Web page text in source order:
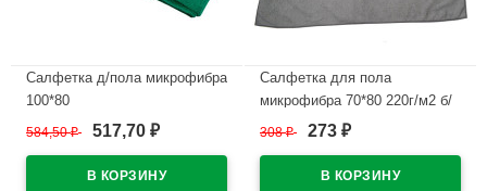
Салфетка д/пола микрофибра
100*80
В наличии
584,50₽ 517,70 ₽
Салфетка для пола
микрофибра 70*80 220г/м2 б/
уп серая арт.55-0712
308₽ 273 ₽